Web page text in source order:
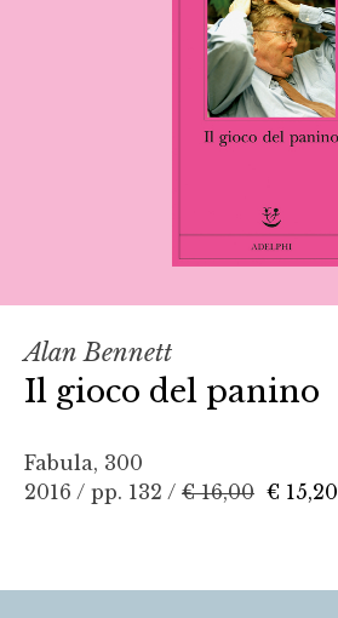
Alan Bennett
Il gioco del panino
Fabula, 300
2016 / pp. 132 / € 16,00 € 15,20